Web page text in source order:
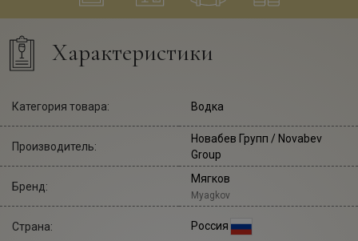
Характеристики
Категория товара: Водка
Производитель:
Новабев Групп / Novabev
Group
Бренд:
Мягков
Myagkov
Страна: Россия